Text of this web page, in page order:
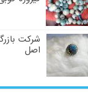
شرکت
اصل